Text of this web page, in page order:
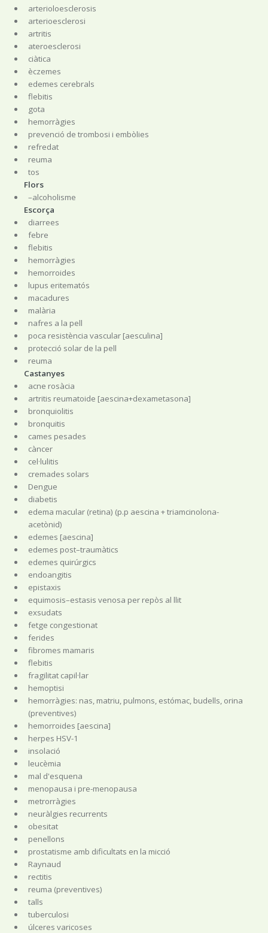
arterioloesclerosis
arterioesclerosi
artritis
ateroesclerosi
ciàtica
èczemes
edemes cerebrals
flebitis
gota
hemorràgies
prevenció de trombosi i embòlies
refredat
reuma
tos
Flors
–alcoholisme
Escorça
diarrees
febre
flebitis
hemorràgies
hemorroides
lupus eritematós
macadures
malària
nafres a la pell
poca resistència vascular [aesculina]
protecció solar de la pell
reuma
Castanyes
acne rosàcia
artritis reumatoide [aescina+dexametasona]
bronquiolitis
bronquitis
cames pesades
càncer
cel·lulitis
cremades solars
Dengue
diabetis
edema macular (retina) (p.p aescina + triamcinolona-
acetònid)
edemes [aescina]
edemes post–traumàtics
edemes quirúrgics
endoangitis
epistaxis
equimosis–estasis venosa per repòs al llit
exsudats
fetge congestionat
ferides
fibromes mamaris
flebitis
fragilitat capil·lar
hemoptisi
hemorràgies: nas, matriu, pulmons, estómac, budells, orina
(preventives)
hemorroides [aescina]
herpes HSV-1
insolació
leucèmia
mal d'esquena
menopausa i pre-menopausa
metrorràgies
neuràlgies recurrents
obesitat
penellons
prostatisme amb dificultats en la micció
Raynaud
rectitis
reuma (preventives)
talls
tuberculosi
úlceres varicoses